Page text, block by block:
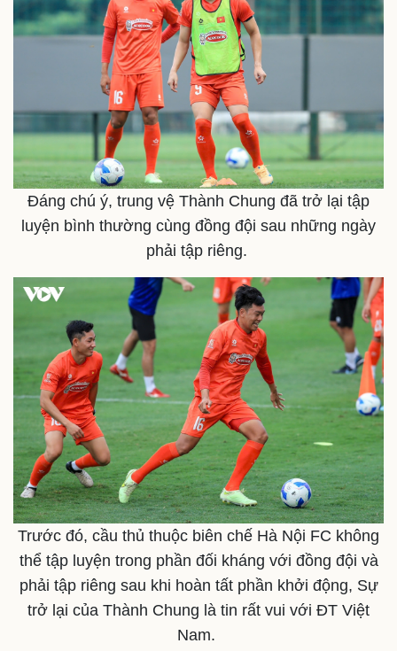
Bất động sản
Thị trường
Giá vàng
Tiêu dùng
Tỷ giá
Chứng khoán
Giá cà phê
Pháp luật
Quân sự - Quốc phòng
Đáng chú ý, trung vệ Thành Chung đã trở lại tập
luyện bình thường cùng đồng đội sau những ngày
phải tập riêng.
Trước đó, cầu thủ thuộc biên chế Hà Nội FC không
thể tập luyện trong phần đối kháng với đồng đội và
phải tập riêng sau khi hoàn tất phần khởi động, Sự
trở lại của Thành Chung là tin rất vui với ĐT Việt
Nam.